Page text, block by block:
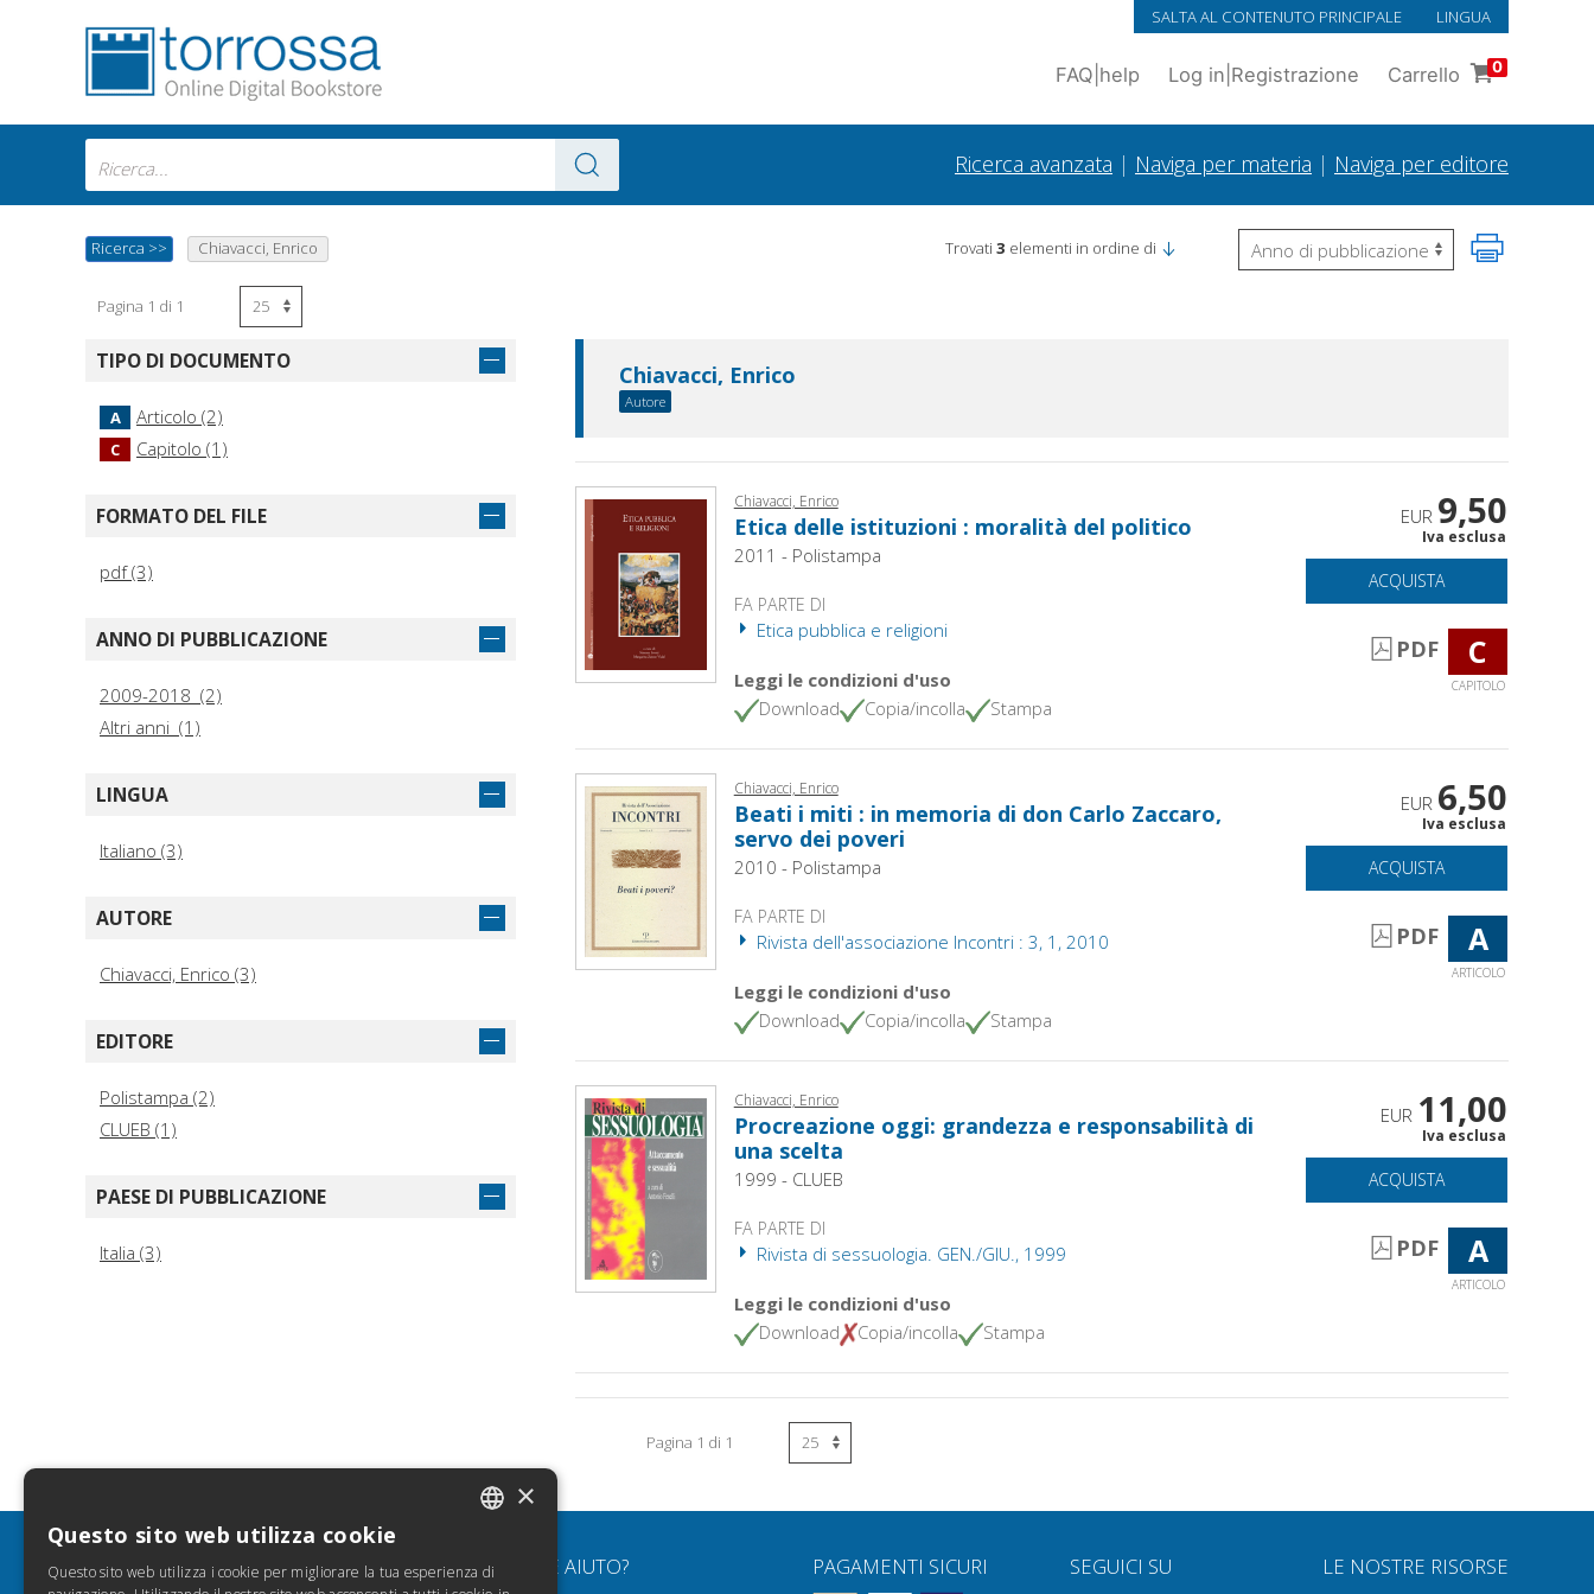
SALTA AL CONTENUTO PRINCIPALE LINGUA
FAQ help Log in Registrazione Carrello 0
Ricerca avanzata | Naviga per materia | Naviga per editore
Ricerca >> Chiavacci, Enrico Trovati 3 elementi in ordine di
Pagina 1 di 1
TIPO DI DOCUMENTO
A Articolo (2)
C Capitolo (1)
FORMATO DEL FILE
pdf (3)
ANNO DI PUBBLICAZIONE
2009-2018 (2)
Altri anni (1)
LINGUA
Italiano (3)
AUTORE
Chiavacci, Enrico (3)
EDITORE
Polistampa (2)
CLUEB (1)
PAESE DI PUBBLICAZIONE
Italia (3)
Chiavacci, Enrico
Autore
Chiavacci, Enrico
Etica delle istituzioni : moralità del politico
2011 - Polistampa
FA PARTE DI
Etica pubblica e religioni
Leggi le condizioni d'uso
Download
Copia/incolla Stampa
EUR 9,50
Iva esclusa
ACQUISTA
PDF C
CAPITOLO
Chiavacci, Enrico
Beati i miti : in memoria di don Carlo Zaccaro,
servo dei poveri
2010 - Polistampa
FA PARTE DI
Rivista dell'associazione Incontri : 3, 1, 2010
Leggi le condizioni d'uso
Download
Copia/incolla Stampa
EUR 6,50
Iva esclusa
ACQUISTA
PDF A
ARTICOLO
Chiavacci, Enrico
Procreazione oggi: grandezza e responsabilità di
una scelta
1999 - CLUEB
FA PARTE DI
Rivista di sessuologia. GEN./GIU., 1999
Leggi le condizioni d'uso
Download
Copia/incolla Stampa
EUR 11,00
Iva esclusa
ACQUISTA
PDF A
ARTICOLO
Pagina 1 di 1
INFO SERVE AIUTO? PAGAMENTI SICURI SEGUICI SU LE NOSTRE RISORSE
SPANISH
×
Questo sito web utilizza cookie
Questo sito web utilizza i cookie per migliorare la tua esperienza di